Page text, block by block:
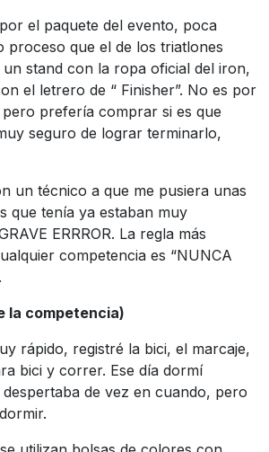
el paquete del evento, poca
proceso que el de los triatlones
un stand con la ropa oficial del iron,
el letrero de “ Finisher”. No es por
prefería comprar si es que
seguro de lograr terminarlo,
un técnico a que me pusiera unas
que tenía ya estaban muy
ERRROR. La regla más
competencia es “NUNCA
la competencia)
rápido, registré la bici, el marcaje,
bici y correr. Ese día dormí
de vez en cuando, pero